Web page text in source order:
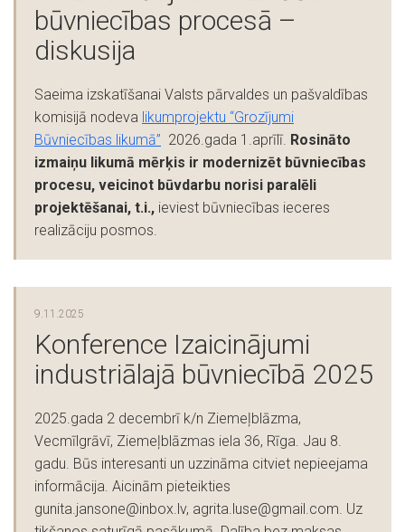
būvniecības procesā –
diskusija
Saeima izskatīšanai Valsts pārvaldes un pašvaldības
komisijā nodeva likumprojektu “Grozījumi
Būvniecības likumā” 2026.gada 1.aprīlī. Rosināto
izmaiņu likumā mērķis ir modernizēt būvniecības
procesu, veicinot būvdarbu norisi paralēli
projektēšanai, t.i., ieviest būvniecības ieceres
realizāciju posmos.
9.11.2025
Konference Izaicinājumi
industriālajā būvniecībā 2025
2025.gada 2 decembrī k/n Ziemeļblāzma,
Vecmīlgrāvī, Ziemeļblāzmas iela 36, Rīga. Jau 8.
gadu. Būs interesanti un uzzināma citviet nepieejama
informācija. Aicinām pieteikties
gunita.jansone@inbox.lv, agrita.luse@gmail.com. Uz